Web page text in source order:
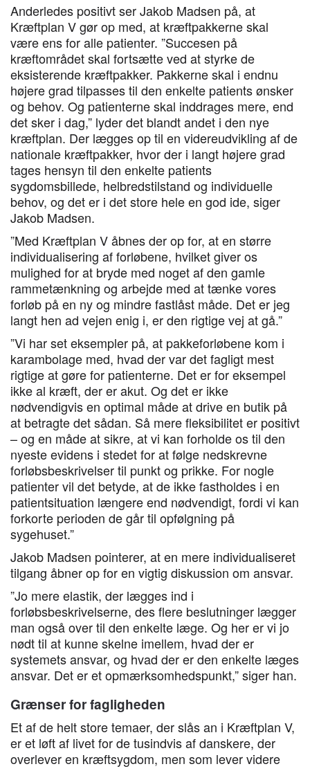
Anderledes positivt ser Jakob Madsen på, at
Kræftplan V gør op med, at kræftpakkerne skal
være ens for alle patienter. ”Succesen på
kræftområdet skal fortsætte ved at styrke de
eksisterende kræftpakker. Pakkerne skal i endnu
højere grad tilpasses til den enkelte patients ønsker
og behov. Og patienterne skal inddrages mere, end
det sker i dag,” lyder det blandt andet i den nye
kræftplan. Der lægges op til en videreudvikling af de
nationale kræftpakker, hvor der i langt højere grad
tages hensyn til den enkelte patients
sygdomsbillede, helbredstilstand og individuelle
behov, og det er i det store hele en god ide, siger
Jakob Madsen.
”Med Kræftplan V åbnes der op for, at en større
individualisering af forløbene, hvilket giver os
mulighed for at bryde med noget af den gamle
rammetænkning og arbejde med at tænke vores
forløb på en ny og mindre fastlåst måde. Det er jeg
langt hen ad vejen enig i, er den rigtige vej at gå.”
”Vi har set eksempler på, at pakkeforløbene kom i
karambolage med, hvad der var det fagligt mest
rigtige at gøre for patienterne. Det er for eksempel
ikke al kræft, der er akut. Og det er ikke
nødvendigvis en optimal måde at drive en butik på
at betragte det sådan. Så mere fleksibilitet er positivt
– og en måde at sikre, at vi kan forholde os til den
nyeste evidens i stedet for at følge nedskrevne
forløbsbeskrivelser til punkt og prikke. For nogle
patienter vil det betyde, at de ikke fastholdes i en
patientsituation længere end nødvendigt, fordi vi kan
forkorte perioden de går til opfølgning på
sygehuset.”
Jakob Madsen pointerer, at en mere individualiseret
tilgang åbner op for en vigtig diskussion om ansvar.
”Jo mere elastik, der lægges ind i
forløbsbeskrivelserne, des flere beslutninger lægger
man også over til den enkelte læge. Og her er vi jo
nødt til at kunne skelne imellem, hvad der er
systemets ansvar, og hvad der er den enkelte læges
ansvar. Det er et opmærksomhedspunkt,” siger han.
Grænser for fagligheden
Et af de helt store temaer, der slås an i Kræftplan V,
er et løft af livet for de tusindvis af danskere, der
overlever en kræftsygdom, men som lever videre